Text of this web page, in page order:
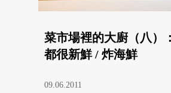
菜市場裡的大廚（八）
都很新鮮 / 炸海鮮
09.06.2011